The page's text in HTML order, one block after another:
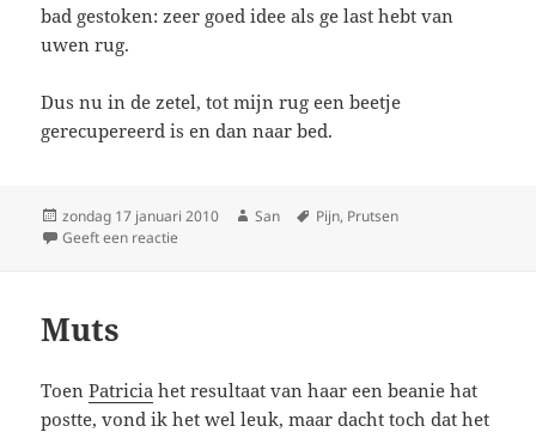
bad gestoken: zeer goed idee als ge last hebt van
uwen rug.
Dus nu in de zetel, tot mijn rug een beetje
gerecupereerd is en dan naar bed.
Geplaatst
op
zondag 17 januari 2010 Auteur
San Tags
Pijn, Prutsen
Geeft een reactie
Muts
ToenPatricia het resultaat van haar een beanie hat
postte, vond ik het wel leuk, maar dacht toch dat het